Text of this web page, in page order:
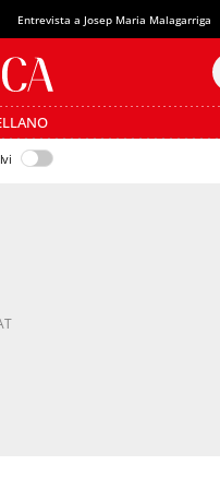
Entrevista a Josep Maria Malagarriga